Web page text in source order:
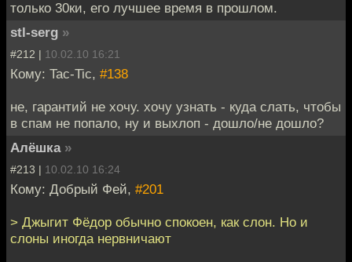
только 30ки, его лучшее время в прошлом.
stl-serg »
#212 | 10.02.10 16:21
Кому: Tac-Tic, #138
не, гарантий не хочу. хочу узнать - куда слать, чтобы
в спам не попало, ну и выхлоп - дошло/не дошло?
Алёшка »
#213 | 10.02.10 16:24
Кому: Добрый Фей, #201
> Джыгит Фёдор обычно спокоен, как слон. Но и
слоны иногда нервничают